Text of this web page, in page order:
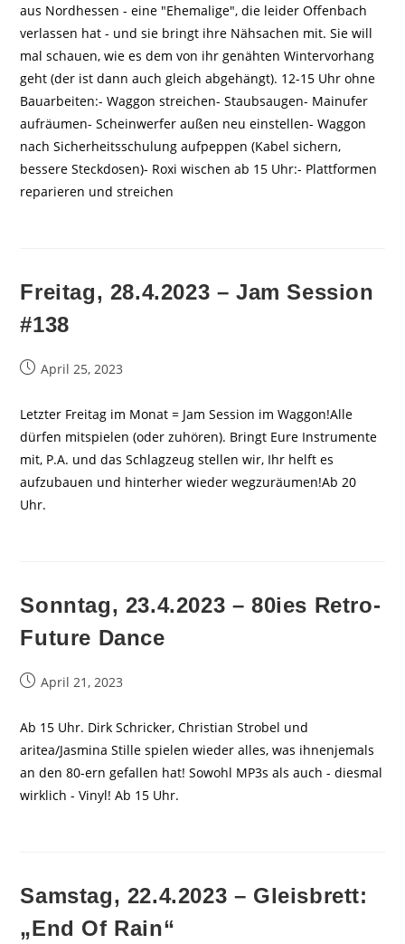
aus Nordhessen - eine "Ehemalige", die leider Offenbach
verlassen hat - und sie bringt ihre Nähsachen mit. Sie will
mal schauen, wie es dem von ihr genähten Wintervorhang
geht (der ist dann auch gleich abgehängt). 12-15 Uhr ohne
Bauarbeiten:- Waggon streichen- Staubsaugen- Mainufer
aufräumen- Scheinwerfer außen neu einstellen- Waggon
nach Sicherheitsschulung aufpeppen (Kabel sichern,
bessere Steckdosen)- Roxi wischen ab 15 Uhr:- Plattformen
reparieren und streichen
Freitag, 28.4.2023 – Jam Session
#138
BeitragApril 25, 2023
Letzter Freitag im Monat = Jam Session im Waggon!Alle
dürfen mitspielen (oder zuhören). Bringt Eure Instrumente
mit, P.A. und das Schlagzeug stellen wir, Ihr helft es
aufzubauen und hinterher wieder wegzuräumen!Ab 20
Uhr.
Sonntag, 23.4.2023 – 80ies Retro-
Future Dance
BeitragApril 21, 2023
Ab 15 Uhr. Dirk Schricker, Christian Strobel und
aritea/Jasmina Stille spielen wieder alles, was ihnenjemals
an den 80-ern gefallen hat! Sowohl MP3s als auch - diesmal
wirklich - Vinyl! Ab 15 Uhr.
Samstag, 22.4.2023 – Gleisbrett:
„End Of Rain“